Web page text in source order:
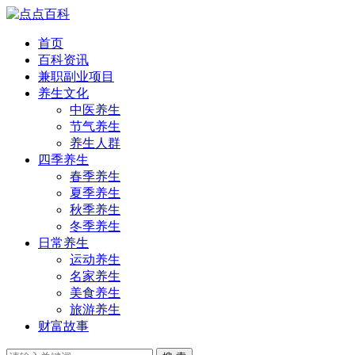
首页
百科资讯
兼职副业项目
养生文化
中医养生
节气养生
养生人群
四季养生
春季养生
夏季养生
秋季养生
冬季养生
日常养生
运动养生
名家养生
美食养生
旅游养生
财富故事